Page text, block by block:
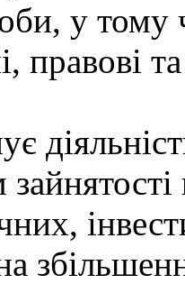
у тому
правові